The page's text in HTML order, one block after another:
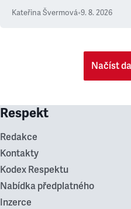
Kateřina Švermová•9. 8. 2026
Načíst
Respekt
Redakce
Kontakty
Kodex Respektu
Nabídka předplatného
Inzerce